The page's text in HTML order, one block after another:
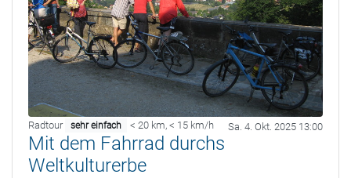
Radtour sehr einfach < 20 km, < 15 km/h Sa. 4. Okt. 2025 13:00
Mit dem Fahrrad durchs
Weltkulturerbe